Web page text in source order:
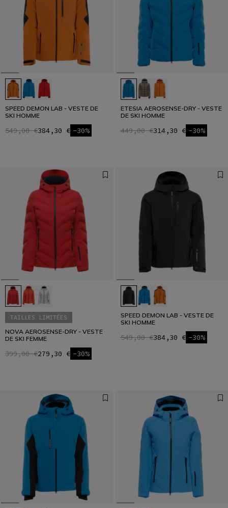
SPEED DEMON LAB - VESTE DE
SKI HOMME
549,00 €384,30 € -30%
ETESIA AEROSENSE-DRY - VESTE
DE SKI HOMME
449,00 €314,30 € -30%
TAILLES LIMITÉES
NOVA AEROSENSE-DRY - VESTE
DE SKI FEMME
399,00 €279,30 € -30%
SPEED DEMON LAB - VESTE DE
SKI HOMME
549,00 €384,30 € -30%